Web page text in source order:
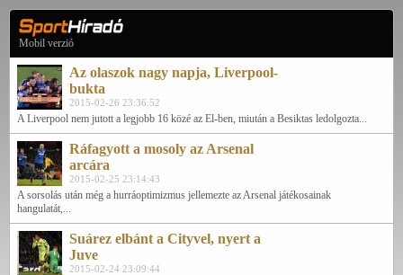
Mobil verzió
Az olaszok nagy napja, Liverpool-
bukta
2015-02-26 23:36:52
A Liverpool nem jutott a legjobb 16 közé az El-ben, miután a Besiktas ledolgozta...
Ráfagyott a mosoly az Arsenal
arcára
2015-02-25 23:14:43
A sorsolás után még a hurráoptimizmus jellemezte az Arsenal játékosainak
hangulatát,...
Suárez elbánt a Cityvel, nyert a
Juve
2015-02-24 23:09:44